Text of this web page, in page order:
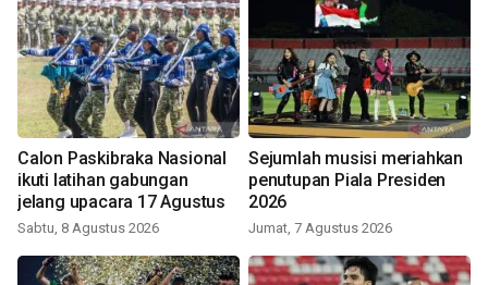
Calon Paskibraka Nasional
ikuti latihan gabungan
jelang upacara 17 Agustus
Sabtu, 8 Agustus 2026
Sejumlah musisi meriahkan
penutupan Piala Presiden
2026
Jumat, 7 Agustus 2026